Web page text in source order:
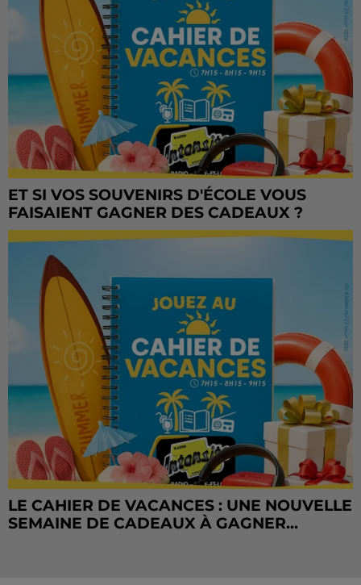
ET SI VOS SOUVENIRS D'ÉCOLE VOUS
FAISAIENT GAGNER DES CADEAUX ?
LE CAHIER DE VACANCES : UNE NOUVELLE
SEMAINE DE CADEAUX À GAGNER...